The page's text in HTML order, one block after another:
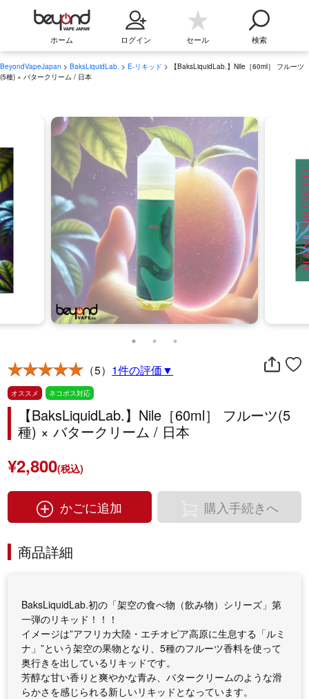
ホーム ログイン セール 検索
BeyondVapeJapan > BaksLiquidLab. > E-リキッド > 【BaksLiquidLab.】Nile［60ml］ フルーツ
(5種) × バタークリーム / 日本
（5） 1件の評価▼
オススメ ネコポス対応
【BaksLiquidLab.】Nile［60ml］ フルーツ(5
種) × バタークリーム / 日本
¥2,800(税込)
かごに追加 購入手続きへ
商品詳細
BaksLiquidLab.初の「架空の食べ物（飲み物）シリーズ」第
一弾のリキッド！！！
イメージは”アフリカ大陸・エチオピア高原に生息する「ルミ
ナ」”という架空の果物となり、5種のフルーツ香料を使って
奥行きを出しているリキッドです。
芳醇な甘い香りと爽やかな青み、バタークリームのような滑
らかさを感じられる新しいリキッドとなっています。